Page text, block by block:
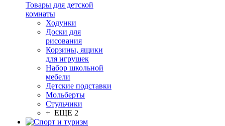
Товары для детской
комнаты
Ходунки
Доски для
рисования
Корзины, ящики
для игрушек
Набор школьной
мебели
Детские подставки
Мольберты
Стульчики
+ ЕЩЕ 2